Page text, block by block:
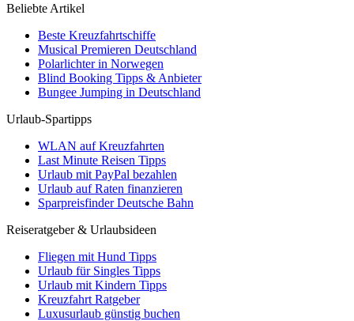
Beliebte Artikel
Beste Kreuzfahrtschiffe
Musical Premieren Deutschland
Polarlichter in Norwegen
Blind Booking Tipps & Anbieter
Bungee Jumping in Deutschland
Urlaub-Spartipps
WLAN auf Kreuzfahrten
Last Minute Reisen Tipps
Urlaub mit PayPal bezahlen
Urlaub auf Raten finanzieren
Sparpreisfinder Deutsche Bahn
Reiseratgeber & Urlaubsideen
Fliegen mit Hund Tipps
Urlaub für Singles Tipps
Urlaub mit Kindern Tipps
Kreuzfahrt Ratgeber
Luxusurlaub günstig buchen